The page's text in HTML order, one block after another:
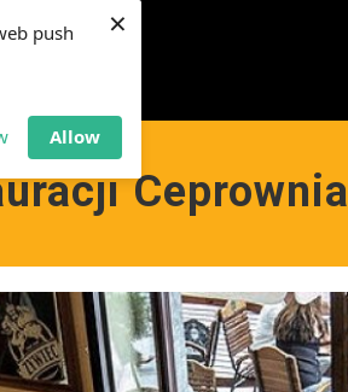
push
Allow
×
Ceprownia